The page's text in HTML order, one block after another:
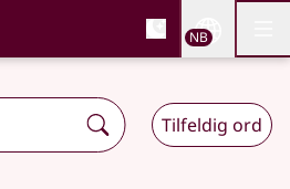
og
NB
Tilfeldig ord